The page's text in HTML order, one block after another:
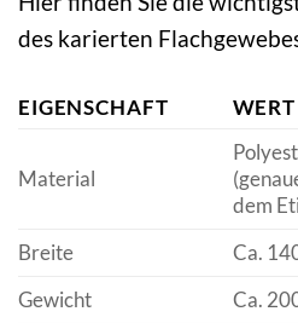
des karierten
EIGENSCHAFT WERT
Material
dem
Breite
Ca.
Gewicht
Ca.